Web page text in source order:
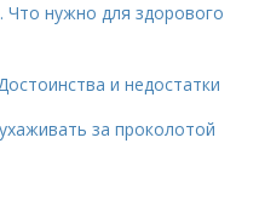
нужно для здорового
и недостатки
за проколотой